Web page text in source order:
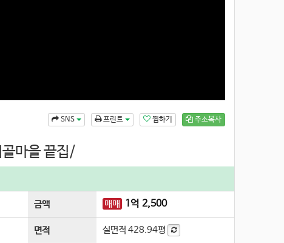
주소복사
찜하기
프린트
SNS
마을 끝집/
금액 매매 1억 2,500
면적 실면적428.94평